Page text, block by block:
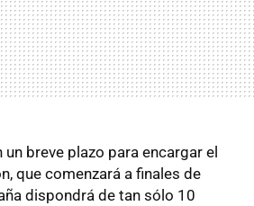
breve plazo para encargar el
que comenzará a finales de
dispondrá de tan sólo 10